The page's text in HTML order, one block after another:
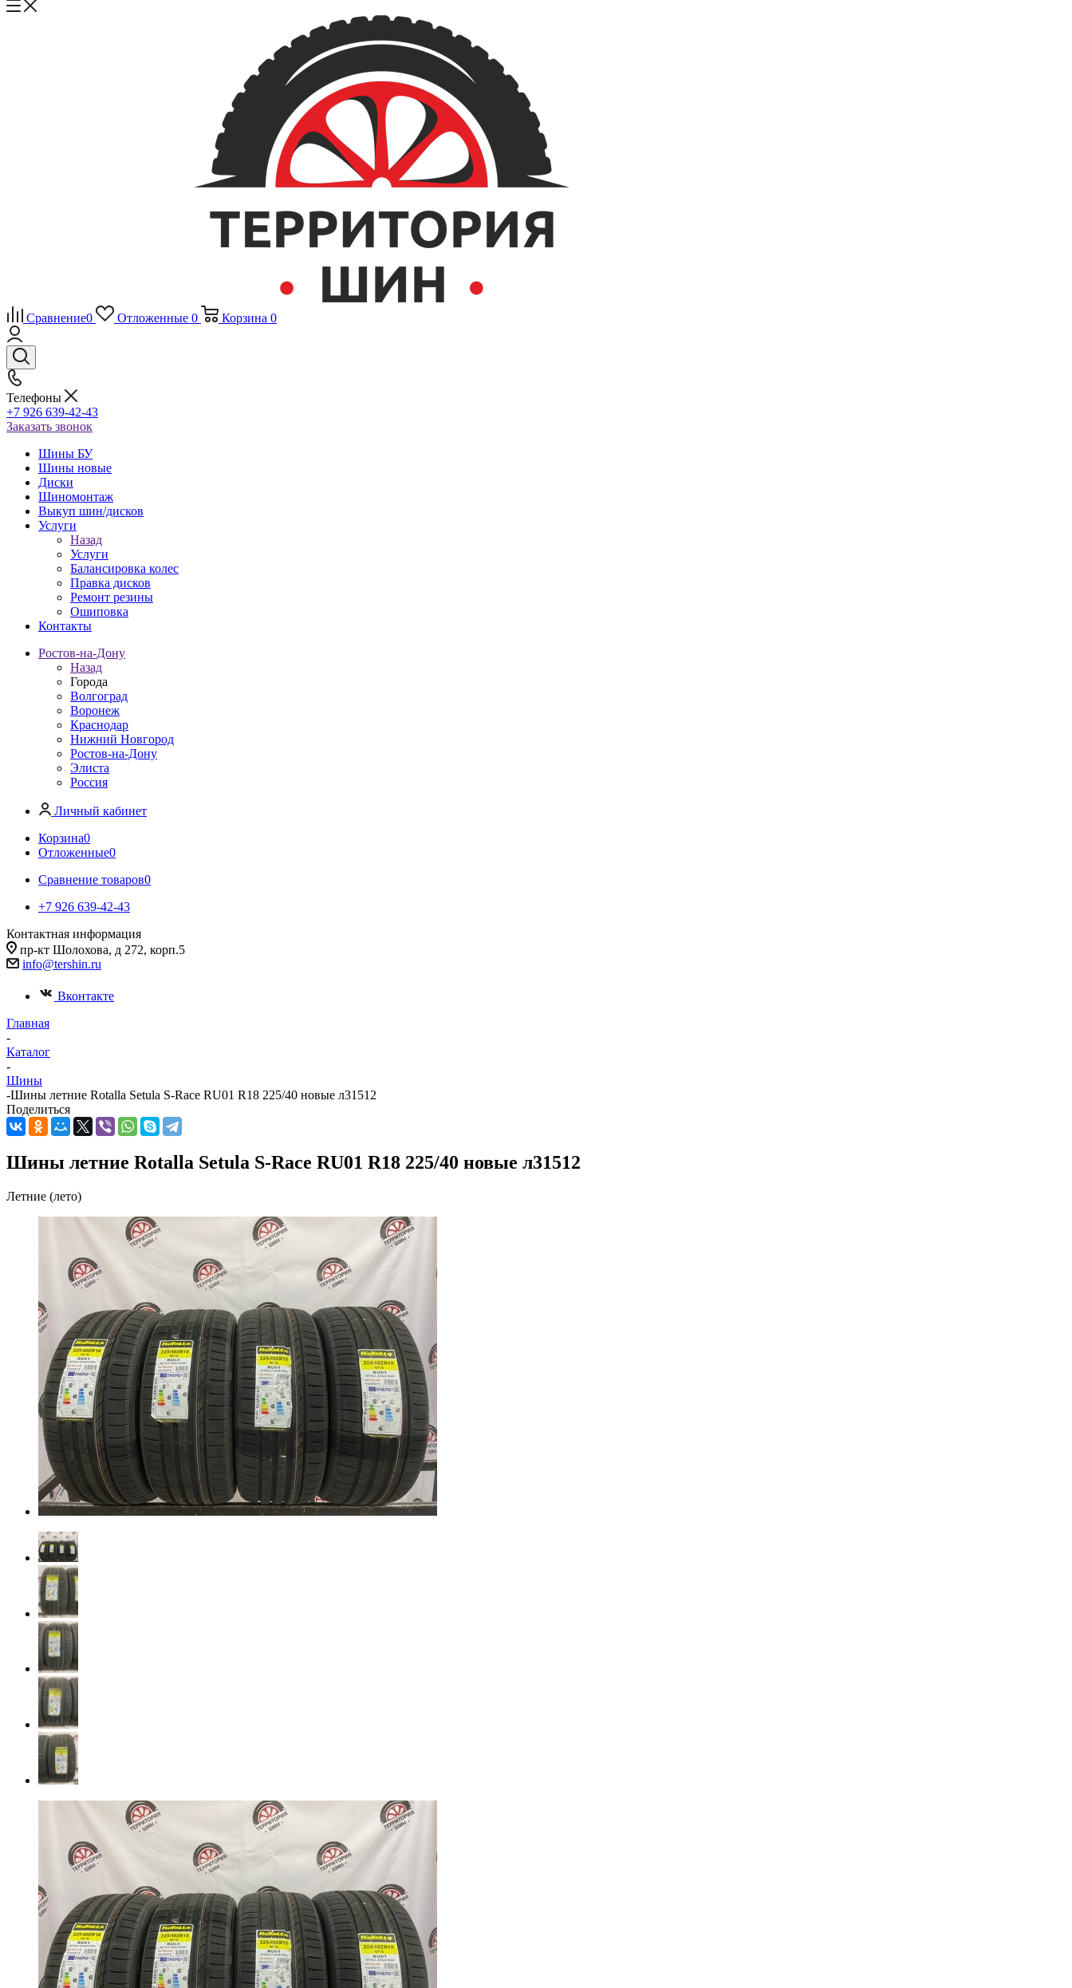
Сравнение0 Отложенные 0 Корзина 0
Телефоны
+7 926 639-42-43
Заказать звонок
Шины БУ
Шины новые
Диски
Шиномонтаж
Выкуп шин/дисков
Услуги
Назад
Услуги
Балансировка колес
Правка дисков
Ремонт резины
Ошиповка
Контакты
Ростов-на-Дону
Назад
Города
Волгоград
Воронеж
Краснодар
Нижний Новгород
Ростов-на-Дону
Элиста
Россия
Личный кабинет
Корзина0
Отложенные0
Сравнение товаров0
+7 926 639-42-43
Контактная информация
пр-кт Шолохова, д 272, корп.5
info@tershin.ru
Вконтакте
Главная
-
Каталог
-
Шины
-Шины летние Rotalla Setula S-Race RU01 R18 225/40 новые л31512
Поделиться
Шины летние Rotalla Setula S-Race RU01 R18 225/40 новые л31512
Летние (лето)